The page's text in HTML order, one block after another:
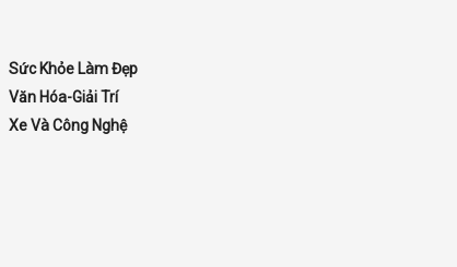
Sức Khỏe Làm Đẹp
Văn Hóa-Giải Trí
Xe Và Công Nghệ